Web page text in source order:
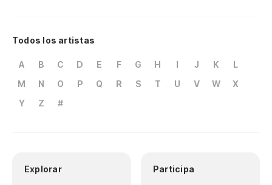
Todos los artistas
A B C D E F G H I J K
L
M
N O P Q R S T U V W
X
Y
Z #
Explorar Participa